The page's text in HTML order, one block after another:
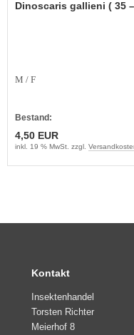
Dinoscaris gallieni ( 35
M / F
Bestand:
4,50 EUR
inkl. 19 % MwSt. zzgl.
Kontakt
Insektenhandel
Torsten Richter
Meierhof 8